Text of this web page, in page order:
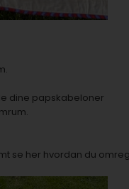
dine papskabeloner
se her hvordan du